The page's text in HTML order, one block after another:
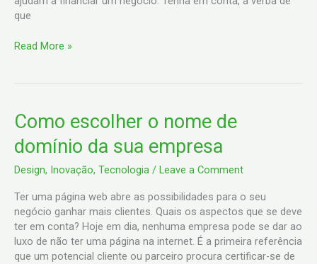
que
Read More »
Como escolher o nome de
domínio da sua empresa
Design, Inovação, Tecnologia / Leave a Comment
Ter uma página web abre as possibilidades para o seu
negócio ganhar mais clientes. Quais os aspectos que se deve
ter em conta? Hoje em dia, nenhuma empresa pode se dar ao
luxo de não ter uma página na internet. É a primeira referência
que um potencial cliente ou parceiro procura certificar-se de
Como
escolher
o
de
domínio
sua
empresa